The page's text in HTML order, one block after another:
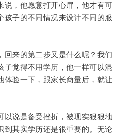
说，他愿意打开心扉，他才有可
孩子的不同情况来设计不同的服
回来的第二步又是什么呢？我们
子觉得不用学历，他一样可以混
体验一下，跟家长商量后，就让
以说是备受挫折，被现实狠狠地
到其实学历还是很重要的。无论